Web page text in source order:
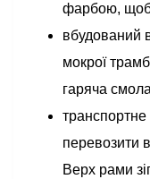
фарбою, щоб
вбудований
мокрої
гаряча
транспортне
перевозити
Верх рами